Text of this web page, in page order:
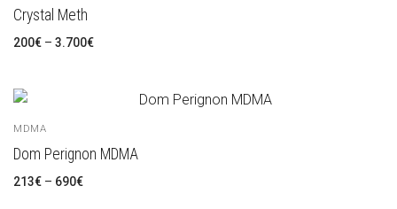
Crystal Meth
200€ – 3.700€
MDMA
Dom Perignon MDMA
213€ – 690€